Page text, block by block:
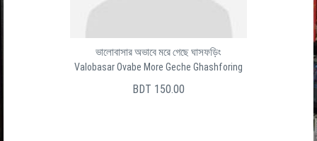
ভালোবাসার অভাবে মরে গেছে ঘাসফড়িং
Valobasar Ovabe More Geche Ghashforing
BDT 150.00